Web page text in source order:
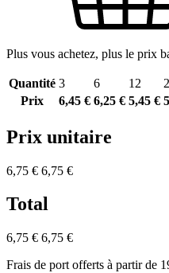
Plus vous achetez, plus le prix
Quantité 3 6 12
Prix
6,45 € 6,25 € 5,45 €
Prix unitaire
6,75 € 6,75 €
Total
6,75 € 6,75 €
Frais de port offerts à partir de